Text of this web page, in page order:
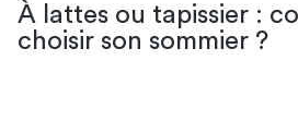
À lattes ou tapissier :
choisir son sommier ?